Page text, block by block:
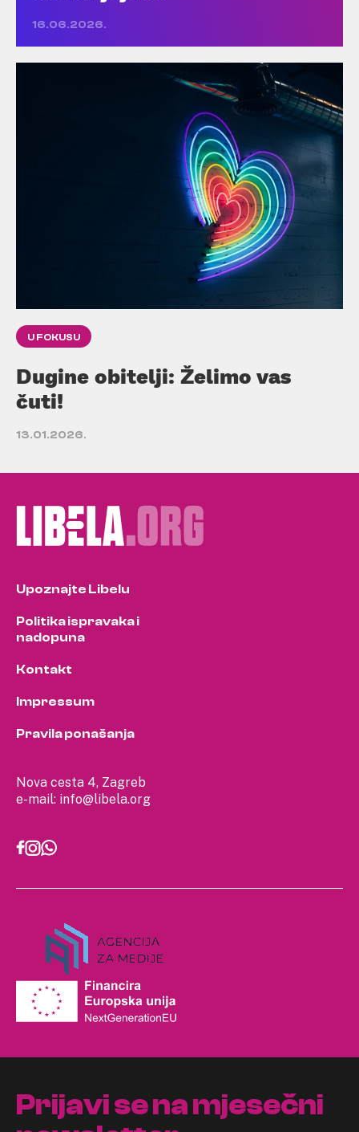
16.06.2026.
U FOKUSU
Dugine obitelji: Želimo vas
čuti!
13.01.2026.
Nova cesta 4, Zagreb
e-mail: info@libela.org
Upoznajte Libelu
Politika ispravaka i
nadopuna
Kontakt
Impressum
Pravila ponašanja
Prijavi se na mjesečni